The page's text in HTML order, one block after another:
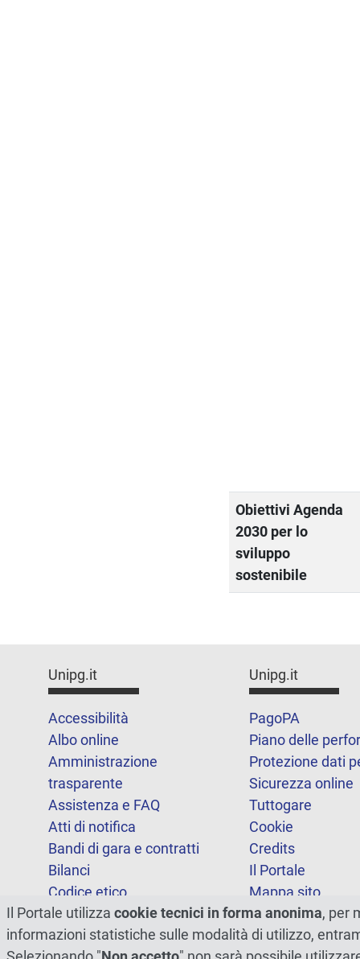
Obiettivi Agenda
2030 per lo
sviluppo
sostenibile
Unipg.it
Accessibilità
Albo online
Amministrazione
trasparente
Assistenza e FAQ
Atti di notifica
Bandi di gara e contratti
Bilanci
Codice etico
FOIA
Note legali
Unipg.it
PagoPA
Piano delle
Protezione dati
Sicurezza online
Tuttogare
Cookie
Credits
Il Portale
Mappa sito
Statistiche
Dichiarazione di
Il Portale utilizza cookie tecnici in forma anonima, per
informazioni statistiche sulle modalità di utilizzo,